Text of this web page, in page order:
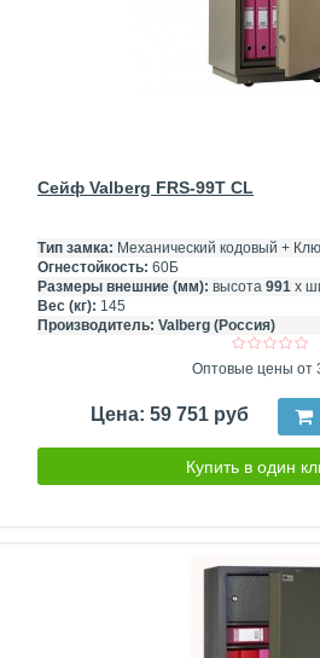
Сейф Valberg FRS-99T CL
Тип замка: Механический кодовый +
Огнестойкость: 60Б
Размеры внешние (мм): высота 991 х
Вес (кг): 145
Производитель: Valberg (Россия)
Оптовые цены от
Цена: 59 751 руб
Купить в один